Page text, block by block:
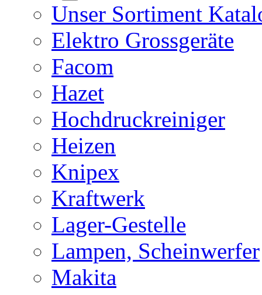
Unser Sortiment
Elektro Grossgeräte
Facom
Hazet
Hochdruckreiniger
Heizen
Knipex
Kraftwerk
Lager-Gestelle
Lampen, Scheinwerfer
Makita